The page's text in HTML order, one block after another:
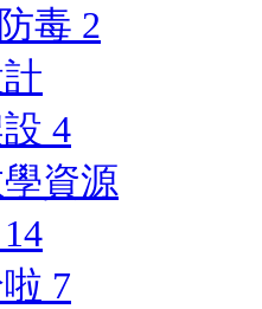
毒 2
4
資源
14
7